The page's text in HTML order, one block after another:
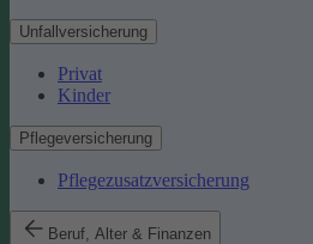
Unfallversicherung
Privat
Kinder
Pflegeversicherung
Pflegezusatzversicherung
Beruf, Alter & Finanzen